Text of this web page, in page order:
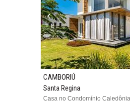
CAMBORIÚ
Santa Regina